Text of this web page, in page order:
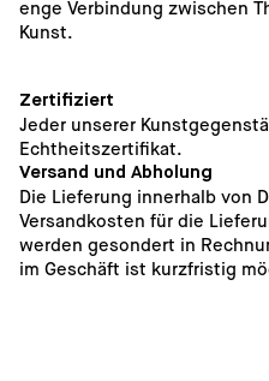
enge Verbindung zwischen
Kunst.
Zertifiziert
Jeder unserer
Echtheitszertifikat.
Versand und Abholung
Die Lieferung innerhalb von
Versandkosten für die
werden gesondert in
im Geschäft ist kurzfristig